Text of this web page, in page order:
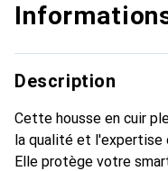
Description
Cette housse en cuir
la qualité et l'expertise
Elle protège votre